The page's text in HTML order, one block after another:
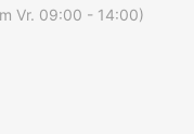
Vr. 09:00 - 14:00)